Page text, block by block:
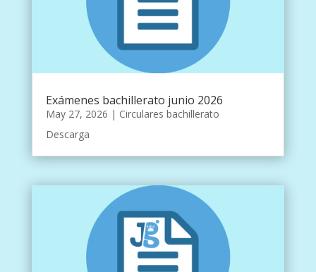
Exámenes bachillerato junio 2026
May 27, 2026 | Circulares bachillerato
Descarga